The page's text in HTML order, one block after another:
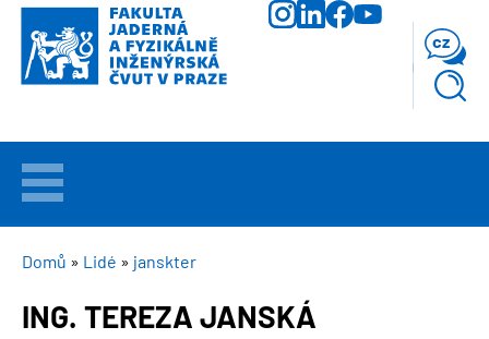
Přejít
hlavnímu
obsahu
VÍTEJTE
UCHAZEČI
STUDIUM
cz
DROBEČKOVÁ
Domů Lidé janskter
ING. TEREZA JANSKÁ